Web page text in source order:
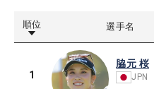
順位 選手名
1
脇元 桜
JPN